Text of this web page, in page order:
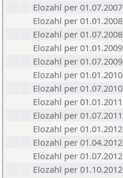
Elozahl per 01.07.2007
Elozahl per 01.01.2008
Elozahl per 01.07.2008
Elozahl per 01.01.2009
Elozahl per 01.07.2009
Elozahl per 01.01.2010
Elozahl per 01.07.2010
Elozahl per 01.01.2011
Elozahl per 01.07.2011
Elozahl per 01.01.2012
Elozahl per 01.04.2012
Elozahl per 01.07.2012
Elozahl per 01.10.2012